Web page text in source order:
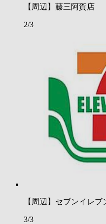
【周辺】藤三阿賀店
2/3
【周辺】セブンイレ
3/3